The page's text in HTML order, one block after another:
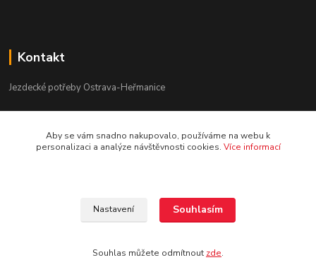
Kontakt
Jezdecké potřeby Ostrava-Heřmanice
Po-Pá 9:30 - 17:30
Aby se vám snadno nakupovalo, používáme na webu k
personalizaci a analýze návštěvnosti cookies. Více informací
Nastavení Souhlasím
Souhlas můžete odmítnout zde.